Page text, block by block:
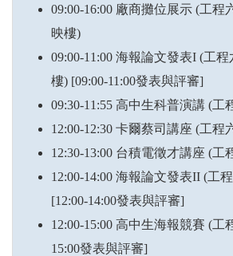
09:00-16:00 廠商攤位展示 (工程
映樓)
09:00-11:00 海報論文發表I (工程
樓) [09:00-11:00發表與評審]
09:30-11:55 高中生科普演講 (工
12:00-12:30 卡爾蔡司講座 (工程
12:30-13:00 台積電徵才講座 (工
12:00-14:00 海報論文發表II (工
[12:00-14:00發表與評審]
12:00-15:00 高中生海報競賽 (工
15:00發表與評審]